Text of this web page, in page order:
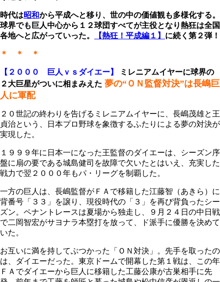
時代は 昭和から平成へと移り、世の中の価値観も多様化する。
球界でも巨人中心から１２球団すべてが主役となり熱狂は全国
各地へと広がっていった。
【熱狂！平成編１】 に続く第２弾！
＊ ＊ ＊
【２０００ 巨人ｖｓダイエー】
ミレニアムイヤーに球界の
２大巨星がついに相まみえた 夢の“ＯＮ監督対決”は長嶋巨
人に軍配
２０世記の終わりを告げるミレニアムイヤーに、長嶋茂雄と王
貞治という、日本プロ野球を象徴するふたりによる夢の対決が
実現した。
１９９９年に日本一になった王監督のダイエーは、シーズン序
盤に扇の要である城島健司を故障で欠いたとはいえ、充実した
戦力で翌２０００年もパ・リーグを制覇した。
一方の巨人は、長嶋監督がＦＡで移籍した江藤智（あきら）に
背番号「３３」を譲り、現役時代の「３」を再び背負ったシー
ズン。ペナントレースは夏場から独走し、９月２４日の中日戦
で二岡智宏がサヨナラ本塁打を放って、ド派手に優勝を決めて
いた。
お互いに満を持してぶつかった「ＯＮ対決」。先手を取ったの
は、ダイエーだった。東京ドームで開幕した第１戦は、この年
ＦＡでダイエーから巨人に移籍した工藤公康が古巣相手に先